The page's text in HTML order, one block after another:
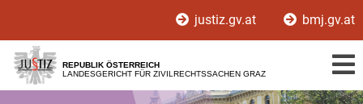
[1]
[2]
[3]
justiz.gv.at bmj.gv.at
REPUBLIK ÖSTERREICH
LANDESGERICHT FÜR ZIVILRECHTSSACHEN GRAZ